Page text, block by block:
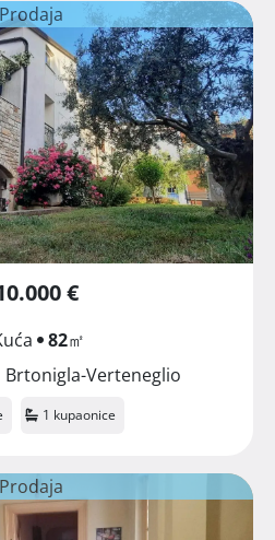
Prodaja
€
82㎡
Brtonigla-Verteneglio
1 kupaonice
Prodaja